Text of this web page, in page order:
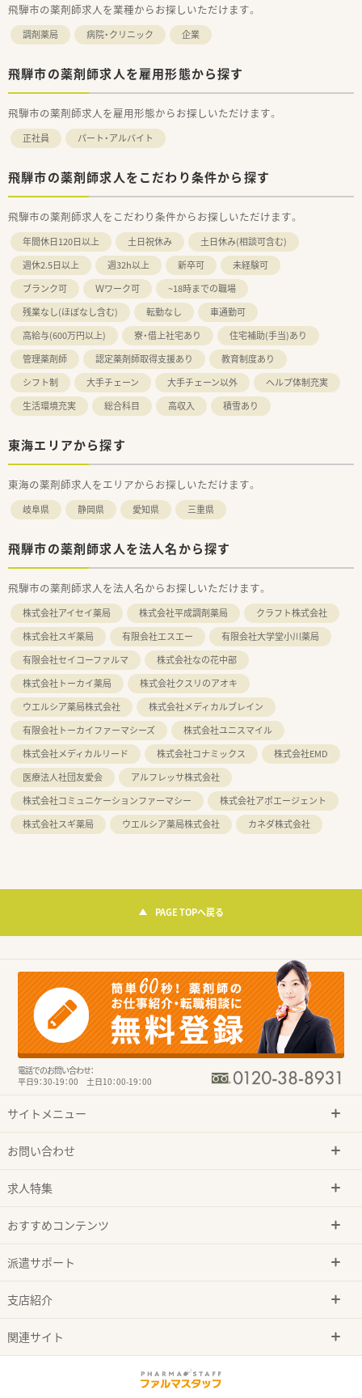
飛騨市の薬剤師求人を業種からお探しいただけます。
調剤薬局 病院・クリニック 企業
飛騨市の薬剤師求人を雇用形態から探す
飛騨市の薬剤師求人を雇用形態からお探しいただけます。
正社員 パート・アルバイト
飛騨市の薬剤師求人をこだわり条件から探す
飛騨市の薬剤師求人をこだわり条件からお探しいただけます。
年間休日120日以上 土日祝休み
土日休み(相談可含む)
週休2.5日以上
週32h以上 新卒可
未経験可
ブランク可
Ｗワーク可
~18時までの職場
残業なし(ほぼなし含む)
転勤なし
車通勤可
高給与(600万円以上)
寮・借上社宅あり
住宅補助(手当)あり
管理薬剤師
認定薬剤師取得支援あり
教育制度あり
シフト制
大手チェーン 大手チェーン以外
ヘルプ体制充実
生活環境充実
総合科目 高収入 積雪あり
東海エリアから探す
東海の薬剤師求人をエリアからお探しいただけます。
岐阜県 静岡県 愛知県 三重県
飛騨市の薬剤師求人を法人名から探す
飛騨市の薬剤師求人を法人名からお探しいただけます。
株式会社アイセイ薬局 株式会社平成調剤薬局
クラフト株式会社
株式会社スギ薬局
有限会社エスエー
有限会社大学堂小川薬局
有限会社セイコーファルマ
株式会社なの花中部
株式会社トーカイ薬局
株式会社クスリのアオキ
ウエルシア薬局株式会社
株式会社メディカルブレイン
有限会社トーカイファーマシーズ
株式会社ユニスマイル
株式会社メディカルリード
株式会社コナミックス
株式会社EMD
医療法人社団友愛会
アルフレッサ株式会社
株式会社コミュニケーションファーマシー
株式会社アポエージェント
株式会社スギ薬局
ウエルシア薬局株式会社 カネダ株式会社
PAGE TOPへ戻る
電話でのお問い合わせ：
平日9：30-19：00 土日10：00-19：00
サイトメニュー
お問い合わせ
求人特集
おすすめコンテンツ
派遣サポート
支店紹介
関連サイト